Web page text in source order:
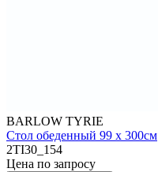
BARLOW TYRIE
Стол обеденный 99 х 300см
2TI30_154
Цена по запросу